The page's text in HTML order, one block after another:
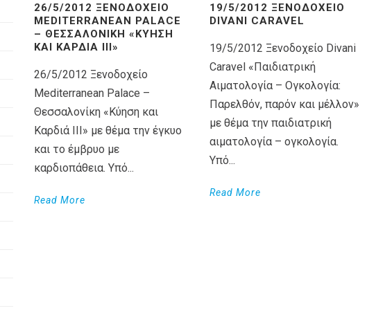
26/5/2012 ΞΕΝΟΔΟΧΕΊΟ
MEDITERRANEAN PALACE
– ΘΕΣΣΑΛΟΝΊΚΗ «ΚΎΗΣΗ
ΚΑΙ ΚΑΡΔΙΆ III»
26/5/2012 Ξενοδοχείο
Mediterranean Palace –
Θεσσαλονίκη «Κύηση και
Καρδιά III» με θέμα την έγκυο
και το έμβρυο με
καρδιοπάθεια. Υπό...
Read More
19/5/2012 ΞΕΝΟΔΟΧΕΊΟ
DIVANI CARAVEL
19/5/2012 Ξενοδοχείο Divani
Caravel «Παιδιατρική
Αιματολογία – Ογκολογία:
Παρελθόν, παρόν και μέλλον»
με θέμα την παιδιατρική
αιματολογία – ογκολογία.
Υπό...
Read More